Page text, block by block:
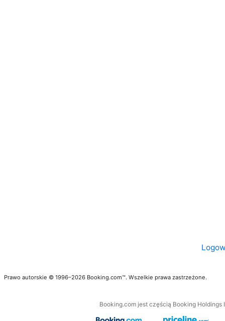
Prawo autorskie © 1996–2026 Booking.com™. Wszelkie prawa zastrzeżone.
Booking.com jest częścią Booking